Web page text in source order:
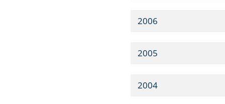
2006
2005
2004